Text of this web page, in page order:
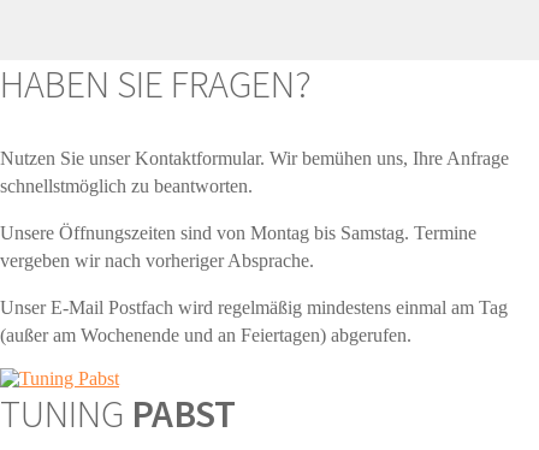
HABEN SIE FRAGEN?
Nutzen Sie unser Kontaktformular. Wir bemühen uns, Ihre Anfrage
schnellstmöglich zu beantworten.
Unsere Öffnungszeiten sind von Montag bis Samstag. Termine
vergeben wir nach vorheriger Absprache.
Unser E-Mail Postfach wird regelmäßig mindestens einmal am Tag
(außer am Wochenende und an Feiertagen) abgerufen.
TUNING PABST